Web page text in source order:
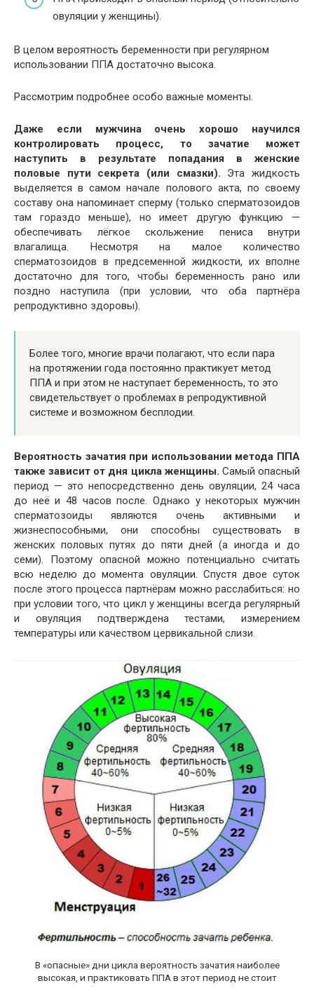
овуляции у женщины).
В целом вероятность беременности при регулярном
использовании ППА достаточно высока.
Рассмотрим подробнее особо важные моменты.
Даже если мужчина очень хорошо научился
контролировать процесс, то зачатие может
наступить в результате попадания в женские
половые пути секрета (или смазки). Эта жидкость
выделяется в самом начале полового акта, по своему
составу она напоминает сперму (только сперматозоидов
там гораздо меньше), но имеет другую функцию —
обеспечивать лёгкое скольжение пениса внутри
влагалища. Несмотря на малое количество
сперматозоидов в предсеменной жидкости, их вполне
достаточно для того, чтобы беременность рано или
поздно наступила (при условии, что оба партнёра
репродуктивно здоровы).
Более того, многие врачи полагают, что если пара
на протяжении года постоянно практикует метод
ППА и при этом не наступает беременность, то это
свидетельствует о проблемах в репродуктивной
системе и возможном бесплодии.
Вероятность зачатия при использовании метода ППА
также зависит от дня цикла женщины. Самый опасный
период — это непосредственно день овуляции, 24 часа
до неё и 48 часов после. Однако у некоторых мужчин
сперматозоиды являются очень активными и
жизнеспособными, они способны существовать в
женских половых путях до пяти дней (а иногда и до
семи). Поэтому опасной можно потенциально считать
всю неделю до момента овуляции. Спустя двое суток
после этого процесса партнёрам можно расслабиться: но
при условии того, что цикл у женщины всегда регулярный
и овуляция подтверждена тестами, измерением
температуры или качеством цервикальной слизи.
В «опасные» дни цикла вероятность зачатия наиболее
высокая, и практиковать ППА в этот период не стоит